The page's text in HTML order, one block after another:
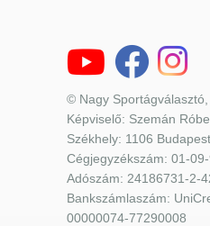
© Nagy Sportágválasztó,
Képviselő: Szemán
Székhely: 1106
Cégjegyzékszám: 01-
Adószám: 24186731-2-
Bankszámlaszám:
00000074-77290008